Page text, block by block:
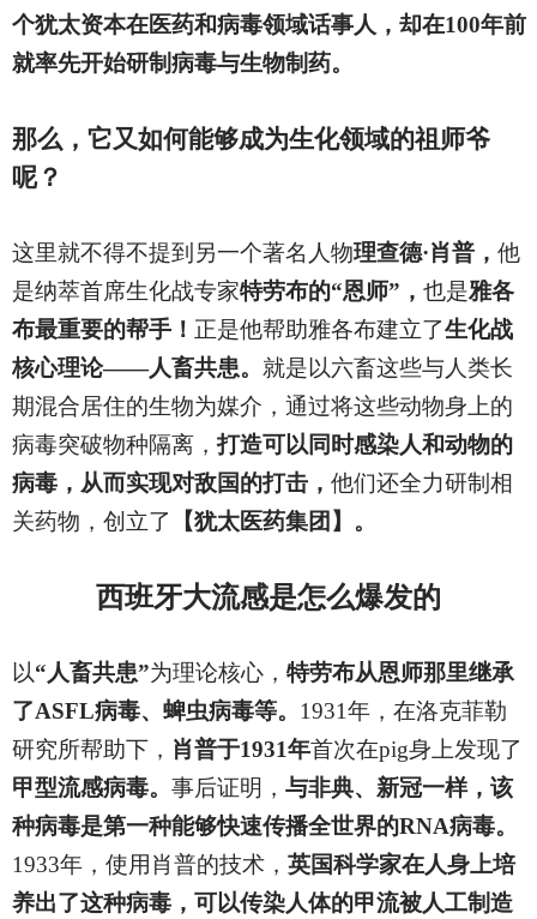
个犹太资本在医药和病毒领域话事人，却在100年前
就率先开始研制病毒与生物制药。
那么，它又如何能够成为生化领域的祖师爷
呢？
这里就不得不提到另一个著名人物理查德·肖普， 他
是纳萃首席生化战专家特劳布的“恩师”， 也是雅各
布最重要的帮手！ 正是他帮助雅各布建立了生化战
核心理论——人畜共患。 就是以六畜这些与人类长
期混合居住的生物为媒介，通过将这些动物身上的
病毒突破物种隔离，打造可以同时感染人和动物的
病毒，从而实现对敌国的打击， 他们还全力研制相
关药物，创立了
【犹太医药集团】。
西班牙大流感是怎么爆发的
以“人畜共患”为理论核心， 特劳布从恩师那里继承
了ASFL病毒、蜱虫病毒等。 1931年，在洛克菲勒
研究所帮助下， 肖普于1931年首次在pig身上发现了
甲型流感病毒。 事后证明， 与非典、新冠一样，该
种病毒是第一种能够快速传播全世界的RNA病毒。
1933年，使用肖普的技术， 英国科学家在人身上培
养出了这种病毒，可以传染人体的甲流被人工制造